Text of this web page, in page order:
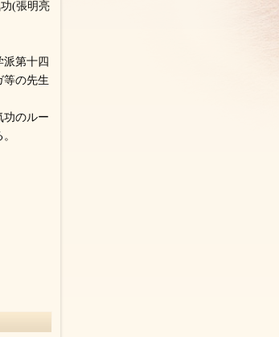
(張明亮
第十四
等の先生
功のルー